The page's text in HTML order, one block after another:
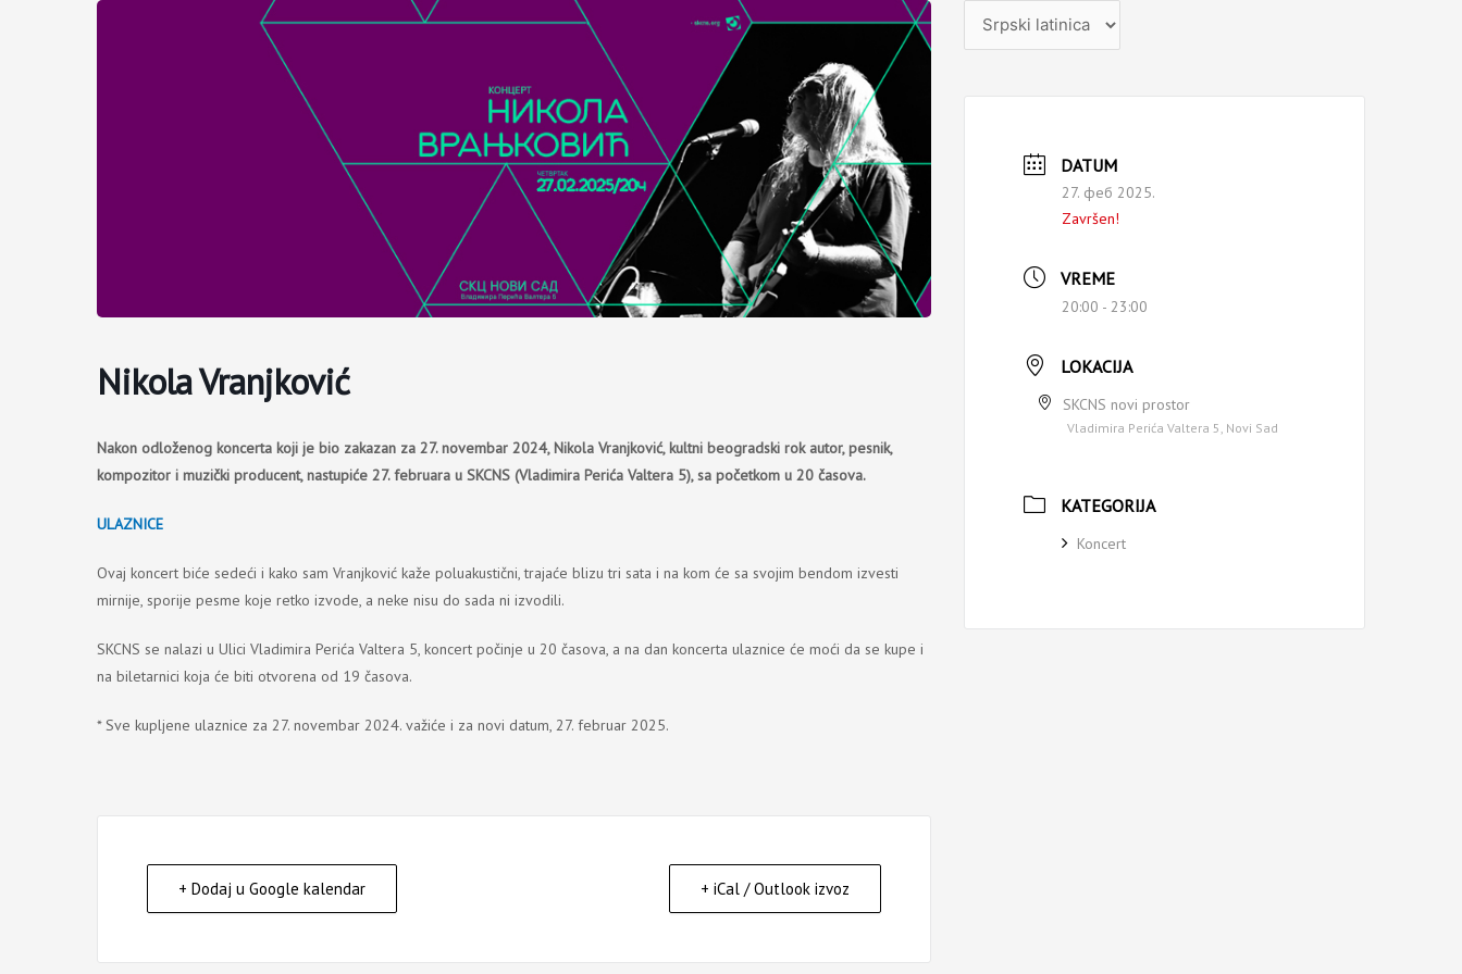
Nikola Vranjković
Nakon odloženog koncerta koji je bio zakazan za 27. novembar 2024, Nikola Vranjković, kultni beogradski rok autor, pesnik,
kompozitor i muzički producent, nastupiće 27. februara u SKCNS (Vladimira Perića Valtera 5), sa početkom u 20 časova.
ULAZNICE
Ovaj koncert biće sedeći i kako sam Vranjković kaže poluakustični, trajaće blizu tri sata i na kom će sa svojim bendom izvesti
mirnije, sporije pesme koje retko izvode, a neke nisu do sada ni izvodili.
SKCNS se nalazi u Ulici Vladimira Perića Valtera 5, koncert počinje u 20 časova, a na dan koncerta ulaznice će moći da se kupe i
na biletarnici koja će biti otvorena od 19 časova.
* Sve kupljene ulaznice za 27. novembar 2024. važiće i za novi datum, 27. februar 2025.
+ Dodaj u Google kalendar + iCal / Outlook izvoz
jezik
DATUM
27. феб 2025.
Završen!
VREME
20:00 - 23:00
LOKACIJA
SKCNS novi prostor
Vladimira Perića Valtera 5, Novi Sad
KATEGORIJA
Koncert